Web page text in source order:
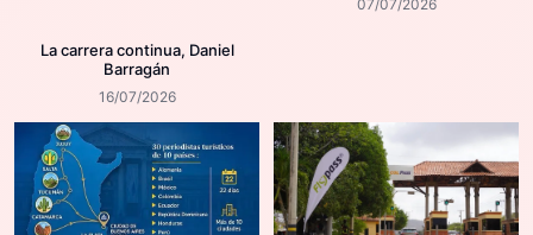
La carrera continua, Daniel
Barragán
16/07/2026
07/07/2026